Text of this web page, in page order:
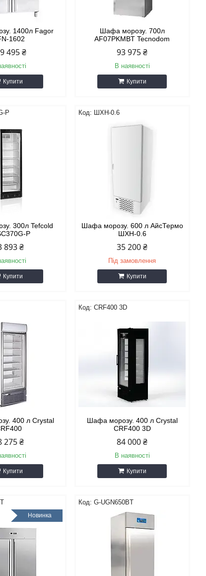
1400л Fagor
1602
495 ₴
Купити
Шафа морозу. 700л
AF07PKMBT Tecnodom
93 975 ₴
В наявності
Купити
P
300л Tefcold
P
893 ₴
Купити
ШХН-0.6
Шафа морозу. 600 л АйсТермо
ШХН-0.6
35 200 ₴
Під замовлення
Купити
400 л Crystal
275 ₴
Купити
CRF400 3D
Шафа морозу. 400 л Crystal
CRF400 3D
84 000 ₴
В наявності
Купити
Новинка
G-UGN650BT